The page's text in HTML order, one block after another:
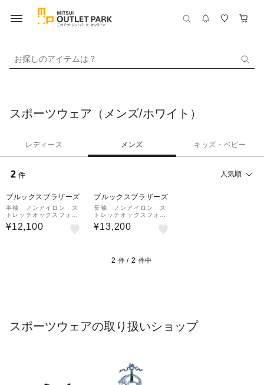
お探しのアイテムは？
スポーツウェア（メンズ/ホワイト）
レディース メンズ キッズ・ベビー
2 件 人気順
ブルックスブラザーズ
半袖 ノンアイロン ス
トレッチオックスフォー
ド GFロゴスポーツシャ
ツ
¥12,100
ブルックスブラザーズ
長袖 ノンアイロン ス
トレッチオックスフォー
ド GFロゴスポーツシャ
ツ
¥13,200
2 件 / 2 件中
スポーツウェアの取り扱いショップ